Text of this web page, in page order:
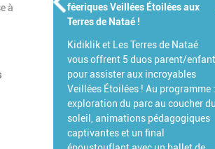
à
Parc de Branféré !
Kidiklik s'associent pour vous
offrir votre Pass Famille !
L'occasion idéale de venir explorer
ce parc animalier et botanique
d'exception et de découvrir toutes
ses grandes nouveautés 2026.